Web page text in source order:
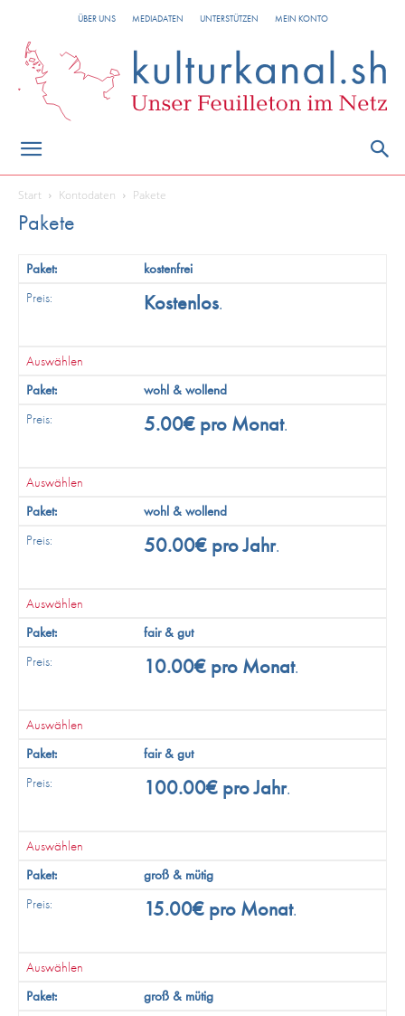
ÜBER UNS MEDIADATEN UNTERSTÜTZEN MEIN KONTO
Start Kontodaten Pakete
Pakete
kostenfrei
Kostenlos.
Auswählen
wohl & wollend
5.00€ pro Monat.
Auswählen
wohl & wollend
50.00€ pro Jahr.
Auswählen
fair & gut
10.00€ pro Monat.
Auswählen
fair & gut
100.00€ pro Jahr.
Auswählen
groß & mütig
15.00€ pro Monat.
Auswählen
groß & mütig